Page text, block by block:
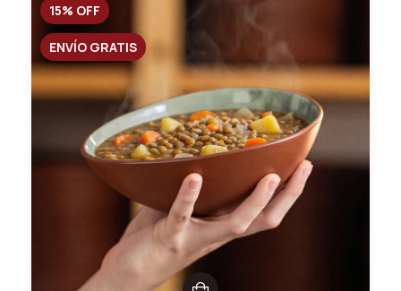
15% OFF
ENVÍO GRATIS